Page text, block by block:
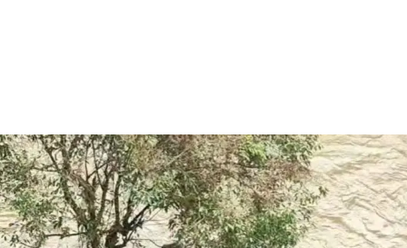
Entertainment
Sports
Food